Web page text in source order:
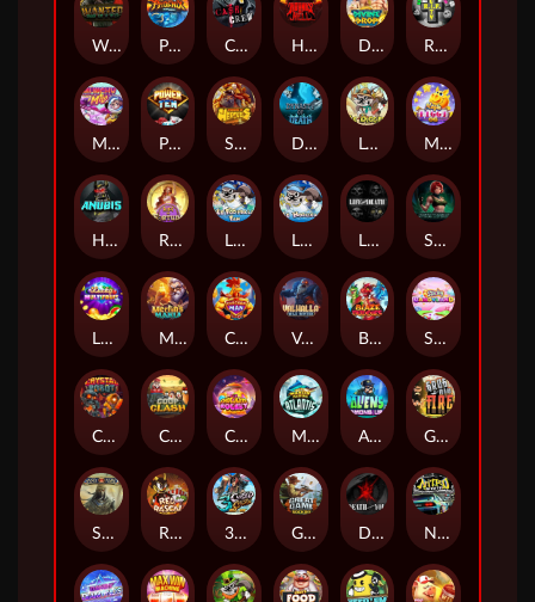
Wanted Dead or a Wild Phoenix Cash Crew Hounds Of Hell Divine Drop RIP City
Munchy Milo Power of 10 Strength Of Hercules Dynasty of Death Le Digger Magic Piggy OG
Hand of Anubis Rise of Fortuna LE FOOTBALL FAN LE HOOLIGAN Life and Death Shadow Treasure
Lucky Multifruit Merlin's Mania Chicken Man Valhalla: Wild Winter Blaze Buddies Sticky Candyland
Crystal Robot Coop Clash Chocolate Rocket Marlin Masters Atlantis Aliens Among Us Grug Make Fire
Sand and Ashes Red Rascal™ 3 Cursed Chests™ Great Game Rockies Death Becomes You Nitro Nights